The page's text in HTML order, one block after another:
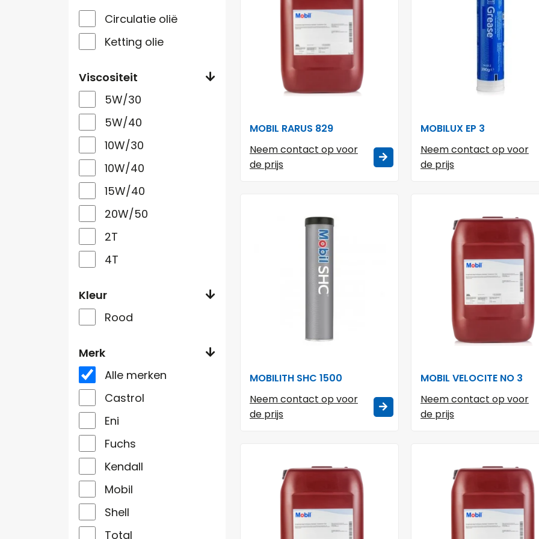
Circulatie olië
Ketting olie
Viscositeit
5W/30
5W/40
10W/30
10W/40
15W/40
20W/50
2T
4T
Kleur
Rood
Merk
Alle merken
Castrol
Eni
Fuchs
Kendall
Mobil
Shell
Total
MOBIL RARUS 829
Neem contact op voor
de prijs
MOBILUX EP 3
Neem contact op voor
de prijs
MOBILITH SHC 1500
Neem contact op voor
de prijs
MOBIL VELOCITE NO 3
Neem contact op voor
de prijs